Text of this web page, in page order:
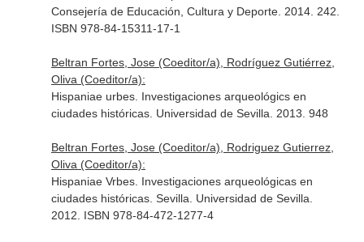
Consejería de Educación, Cultura y Deporte. 2014. 242.
ISBN 978-84-15311-17-1
Beltran Fortes, Jose (Coeditor/a), Rodríguez Gutiérrez,
Oliva (Coeditor/a):
Hispaniae urbes. Investigaciones arqueológics en
ciudades históricas. Universidad de Sevilla. 2013. 948
Beltran Fortes, Jose (Coeditor/a), Rodriguez Gutierrez,
Oliva (Coeditor/a):
Hispaniae Vrbes. Investigaciones arqueológicas en
ciudades históricas. Sevilla. Universidad de Sevilla.
2012. ISBN 978-84-472-1277-4